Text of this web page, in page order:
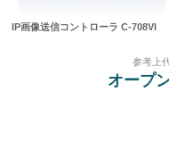
IP画像送信コントローラ C-708VI
参考上
オープ